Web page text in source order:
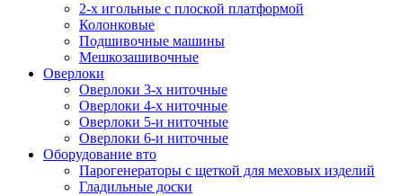
2-х игольные с плоской платформой
Колонковые
Подшивочные машины
Мешкозашивочные
Оверлоки
Оверлоки 3-х ниточные
Оверлоки 4-х ниточные
Оверлоки 5-и ниточные
Оверлоки 6-и ниточные
Оборудование вто
Парогенераторы с щеткой для меховых изделий
Гладильные доски